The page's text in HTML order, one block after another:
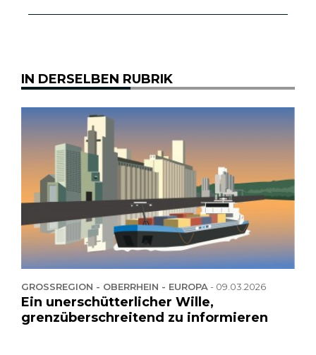
IN DERSELBEN RUBRIK
GROSSREGION - OBERRHEIN - EUROPA - 09.03.2026
Ein unerschütterlicher Wille,
grenzüberschreitend zu informieren